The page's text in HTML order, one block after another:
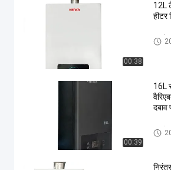
00:38
12L
हीटर
इनडोर
00:39
16L
दबाव
इनडोर